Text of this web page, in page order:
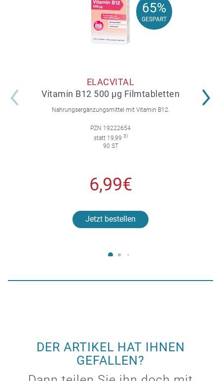
65%
GESPART
65%
GESPART
ELACVITAL
Vitamin B12 500 µg Filmtabletten
Nahrungsergänzungsmittel mit Vitamin B12.
PZN 19222654
statt 19,99 3)
90 ST
6,99€
Jetzt bestellen
DER ARTIKEL HAT IHNEN
GEFALLEN?